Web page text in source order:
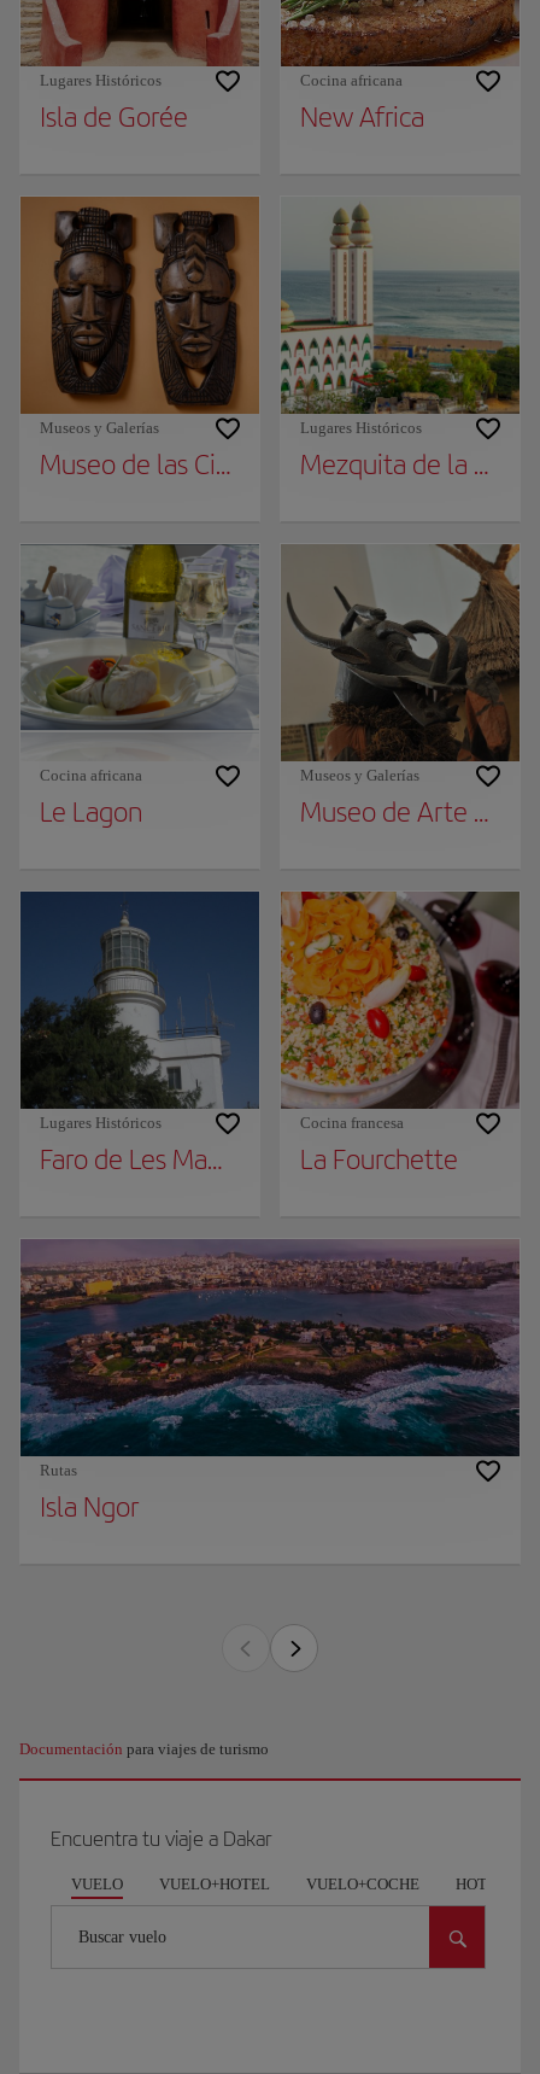
Lugares Históricos
Isla de Gorée
Cocina africana
New Africa
Museos y Galerías
Museo de las Civilizaciones Negras
Lugares Históricos
Mezquita de la
Cocina africana
Le Lagon
Museos y Galerías
Museo de Arte
Lugares Históricos
Faro de Les Mamelles
Cocina francesa
La Fourchette
Rutas
Isla Ngor
Documentación para viajes de turismo
Encuentra tu viaje a Dakar
VUELO VUELO+HOTEL VUELO+COCHE HOTEL
Buscar vuelo